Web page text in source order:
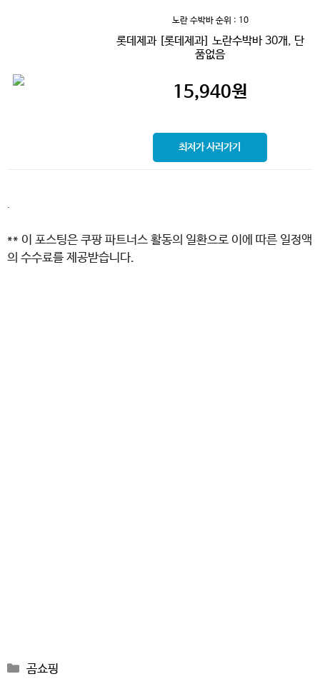
노란 수박바순위 : 10
롯데제과 [롯데제과] 노란수박바 30개, 단
품없음
15,940원
최저가 사러가기
.
** 이 포스팅은 쿠팡 파트너스 활동의 일환으로 이에 따른 일정액
의 수수료를 제공받습니다.
Categories
곰쇼핑